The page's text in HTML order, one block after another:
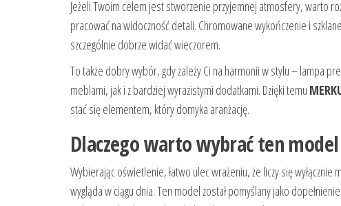
Jeżeli Twoim celem jest stworzenie przyjemnej atmosfery, warto
pracować na widoczność detali. Chromowane wykończenie i
szczególnie dobrze widać wieczorem.
To także dobry wybór, gdy zależy Ci na harmonii w stylu – lampa
meblami, jak i z bardziej wyrazistymi dodatkami. Dzięki temu
stać się elementem, który domyka aranżację.
Dlaczego warto wybrać ten
Wybierając oświetlenie, łatwo ulec wrażeniu, że liczy się
wygląda w ciągu dnia. Ten model został pomyślany jako